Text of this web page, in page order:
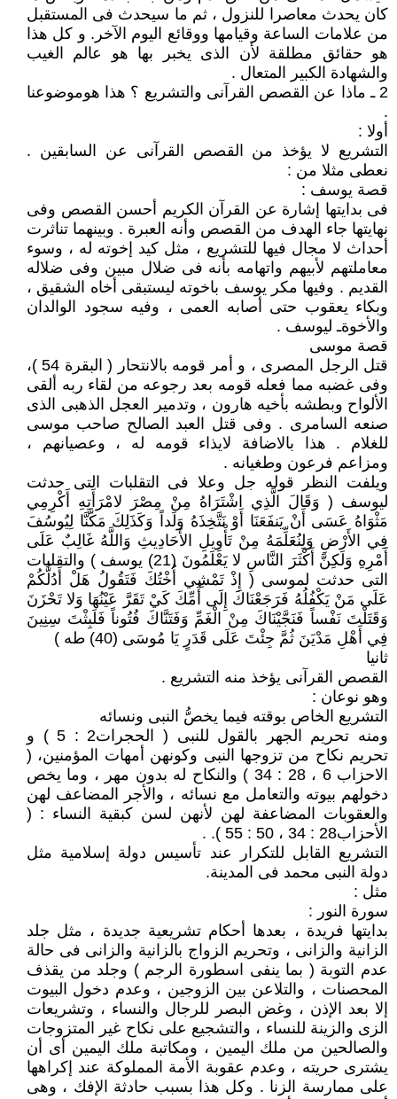
كان يحدث معاصرا للنزول ، ثم ما سيحدث فى المستقبل
من علامات الساعة وقيامها ووقائع اليوم الآخر. و كل هذا
هو حقائق مطلقة لأن الذى يخبر بها هو عالم الغيب
والشهادة الكبير المتعال .
2 ـ ماذا عن القصص القرآنى والتشريع ؟ هذا هوموضوعنا
.
أولا :
التشريع لا يؤخذ من القصص القرآنى عن السابقين .
نعطى مثلا من :
قصة يوسف :
فى بدايتها إشارة عن القرآن الكريم أحسن القصص وفى
نهايتها جاء الهدف من القصص وأنه العبرة . وبينهما تناثرت
أحداث لا مجال فيها للتشريع ، مثل كيد إخوته له ، وسوء
معاملتهم لأبيهم واتهامه بأنه فى ضلال مبين وفى ضلاله
القديم . وفيها مكر يوسف باخوته ليستبقى أخاه الشقيق ،
وبكاء يعقوب حتى أصابه العمى ، وفيه سجود الوالدان
والأخوةـ ليوسف .
قصة موسى
قتل الرجل المصرى ، و أمر قومه بالانتحار ( البقرة 54 )،
وفى غضبه مما فعله قومه بعد رجوعه من لقاء ربه ألقى
الألواح وبطشه بأخيه هارون ، وتدمير العجل الذهبى الذى
صنعه السامرى . وفى قتل العبد الصالح صاحب موسى
للغلام . هذا بالاضافة لايذاء قومه له ، وعصيانهم ،
ومزاعم فرعون وطغيانه .
ويلفت النظر قوله جل وعلا فى التقلبات التى حدثت
ليوسف ( وَقَالَ الَّذِي اشْتَرَاهُ مِنْ مِصْرَ لامْرَأَتِهِ أَكْرِمِي
مَثْوَاهُ عَسَى أَنْ يَنفَعَنَا أَوْ نَتَّخِذَهُ وَلَداً وَكَذَلِكَ مَكَّنَّا لِيُوسُفَ
فِي الأَرْضِ وَلِنُعَلِّمَهُ مِنْ تَأْوِيلِ الأَحَادِيثِ وَاللَّهُ غَالِبٌ عَلَى
أَمْرِهِ وَلَكِنَّ أَكْثَرَ النَّاسِ لا يَعْلَمُونَ (21) يوسف ) والتقلبات
التى حدثت لموسى ( إِذْ تَمْشِي أُخْتُكَ فَتَقُولُ هَلْ أَدُلُّكُمْ
عَلَى مَنْ يَكْفُلُهُ فَرَجَعْنَاكَ إِلَى أُمِّكَ كَيْ تَقَرَّ عَيْنُهَا وَلا تَحْزَنَ
وَقَتَلْتَ نَفْساً فَنَجَّيْنَاكَ مِنْ الْغَمِّ وَفَتَنَّاكَ فُتُوناً فَلَبِثْتَ سِنِينَ
فِي أَهْلِ مَدْيَنَ ثُمَّ جِئْتَ عَلَى قَدَرٍ يَا مُوسَى (40) طه )
ثانيا
القصص القرآنى يؤخذ منه التشريع .
وهو نوعان :
التشريع الخاص بوقته فيما يخصُّ النبى ونسائه
ومنه تحريم الجهر بالقول للنبى ( الحجرات2 : 5 ) و
تحريم نكاح من تزوجها النبى وكونهن أمهات المؤمنين، (
الاحزاب 6 ، 28 : 34 ) والنكاح له بدون مهر ، وما يخص
دخولهم بيوته والتعامل مع نسائه ، والأجر المضاعف لهن
والعقوبات المضاعفة لهن لأنهن لسن كبقية النساء : (
الأحزاب28 : 34 ، 50 : 55 ). .
التشريع القابل للتكرار عند تأسيس دولة إسلامية مثل
دولة النبى محمد فى المدينة.
مثل :
سورة النور :
بدايتها فريدة ، بعدها أحكام تشريعية جديدة ، مثل جلد
الزانية والزانى ، وتحريم الزواج بالزانية والزانى فى حالة
عدم التوبة ( بما ينفى اسطورة الرجم ) وجلد من يقذف
المحصنات ، والتلاعن بين الزوجين ، وعدم دخول البيوت
إلا بعد الإذن ، وغض البصر للرجال والنساء ، وتشريعات
الزى والزينة للنساء ، والتشجيع على نكاح غير المتزوجات
والصالحين من ملك اليمين ، ومكاتبة ملك اليمين أى أن
يشترى حريته ، وعدم عقوبة الأمة المملوكة عند إكراهها
على ممارسة الزنا . وكل هذا بسبب حادثة الإفك ، وهى